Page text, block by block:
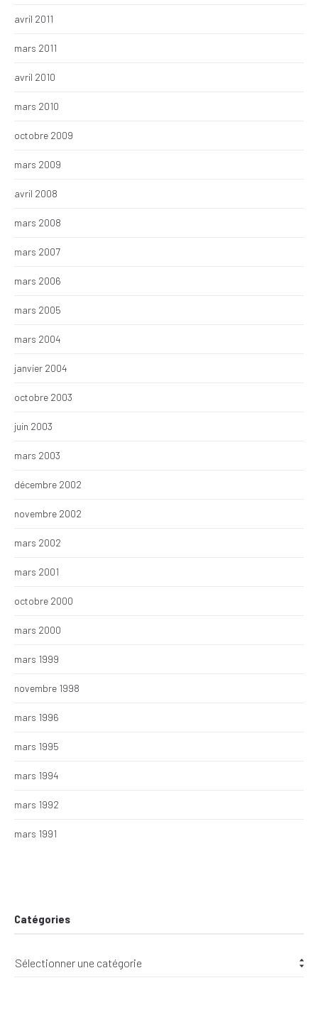
avril 2011
mars 2011
avril 2010
mars 2010
octobre 2009
mars 2009
avril 2008
mars 2008
mars 2007
mars 2006
mars 2005
mars 2004
janvier 2004
octobre 2003
juin 2003
mars 2003
décembre 2002
novembre 2002
mars 2002
mars 2001
octobre 2000
mars 2000
mars 1999
novembre 1998
mars 1996
mars 1995
mars 1994
mars 1992
mars 1991
Catégories